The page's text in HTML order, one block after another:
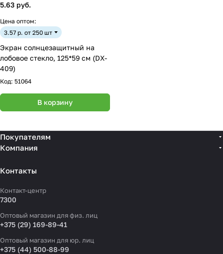
5.63 руб.
Цена оптом:
3.57 р. от 250 шт
Экран солнцезащитный на
лобовое стекло, 125*59 см (DX-
409)
Код: 51064
В корзину
Покупателям
Компания
Контакты
Контакт-центр
7300
Оптовый магазин для физ. лиц
+375 (29) 169-89-41
Оптовый магазин для юр. лиц
+375 (44) 500-88-99